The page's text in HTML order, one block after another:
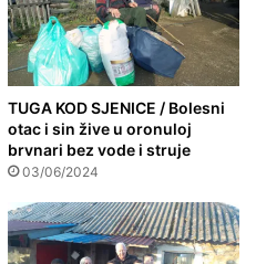
TUGA KOD SJENICE / Bolesni
otac i sin žive u oronuloj
brvnari bez vode i struje
03/06/2024